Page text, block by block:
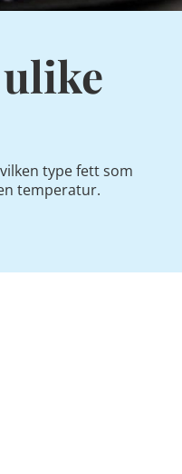
type fett som
temperatur.